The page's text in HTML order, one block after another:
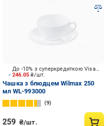
246.05₴/шт.
До -10% з суперкредиткою Visa Вигода
Чашка з блюдцем Wilmax 250
мл WL-993000
9
259 ₴/шт.